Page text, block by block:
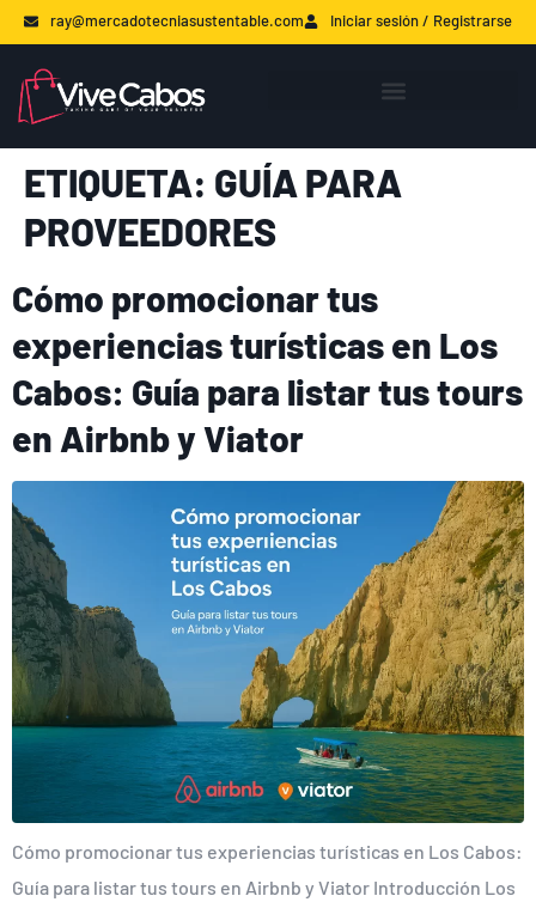
ray@mercadotecniasustentable.com Iniciar sesión / Registrarse
ETIQUETA: GUÍA PARA
PROVEEDORES
Cómo promocionar tus
experiencias turísticas en Los
Cabos: Guía para listar tus tours
en Airbnb y Viator
Cómo promocionar tus experiencias turísticas en Los Cabos:
Guía para listar tus tours en Airbnb y Viator Introducción Los